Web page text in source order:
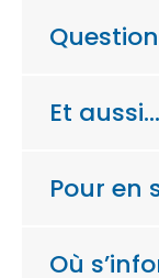
Et aussi…
Pour en
Où